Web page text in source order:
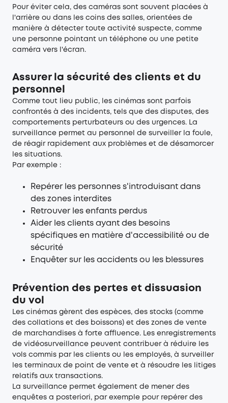
Pour éviter cela, des caméras sont souvent placées à
l'arrière ou dans les coins des salles, orientées de
manière à détecter toute activité suspecte, comme
une personne pointant un téléphone ou une petite
caméra vers l'écran.
Assurer la sécurité des clients et du
personnel
Comme tout lieu public, les cinémas sont parfois
confrontés à des incidents, tels que des disputes, des
comportements perturbateurs ou des urgences. La
surveillance permet au personnel de surveiller la foule,
de réagir rapidement aux problèmes et de désamorcer
les situations.
Par exemple :
Repérer les personnes s'introduisant dans
des zones interdites
Retrouver les enfants perdus
Aider les clients ayant des besoins
spécifiques en matière d'accessibilité ou de
sécurité
Enquêter sur les accidents ou les blessures
Prévention des pertes et dissuasion
du vol
Les cinémas gèrent des espèces, des stocks (comme
des collations et des boissons) et des zones de vente
de marchandises à forte affluence. Les enregistrements
de vidéosurveillance peuvent contribuer à réduire les
vols commis par les clients ou les employés, à surveiller
les terminaux de point de vente et à résoudre les litiges
relatifs aux transactions.
La surveillance permet également de mener des
enquêtes a posteriori, par exemple pour repérer des